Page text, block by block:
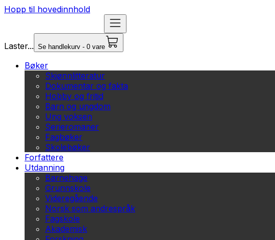
Hopp til hovedinnhold
Laster... Se handlekurv - 0 vare
Bøker
Skjønnlitteratur
Dokumentar og fakta
Hobby og fritid
Barn og ungdom
Ung voksen
Serieromaner
Fagbøker
Skolebøker
Forfattere
Utdanning
Barnehage
Grunnskole
Videregående
Norsk som andrespråk
Fagskole
Akademisk